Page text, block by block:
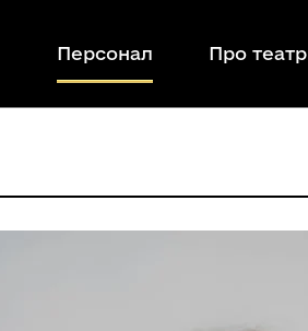
Персонал Про театр